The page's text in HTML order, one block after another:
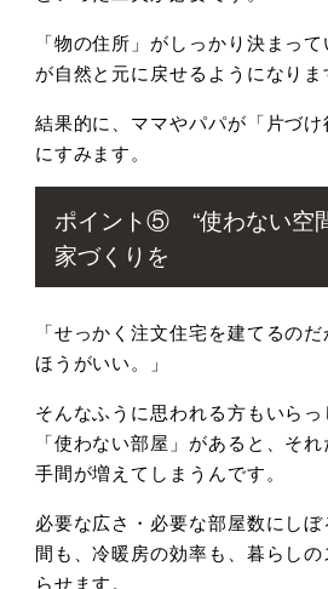
「物の住所」がしっかり決まっ
が自然と元に戻せるようになりま
結果的に、ママやパパが「片づ
にすみます。
ポイント⑤ “使わない空
家づくりを
「せっかく注文住宅を建てるの
ほうがいい。」
そんなふうに思われる方もいら
「使わない部屋」があると、そ
手間が増えてしまうんです。
必要な広さ・必要な部屋数にし
間も、冷暖房の効率も、暮らし
らせます。